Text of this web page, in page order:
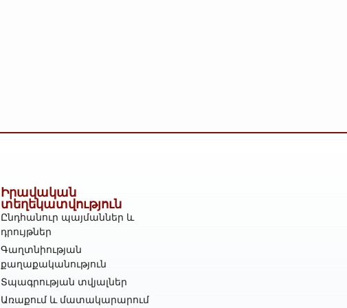
Իրավական
տեղեկատվություն
Ընդհանուր պայմաններ և
դրույթներ
Գաղտնիության
քաղաքականություն
Տպագրության տվյալներ
Առաքում և մատակարարում